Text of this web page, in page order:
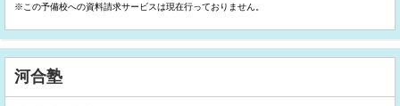
※この予備校への資料請求サービスは現在行っておりません。
河合塾